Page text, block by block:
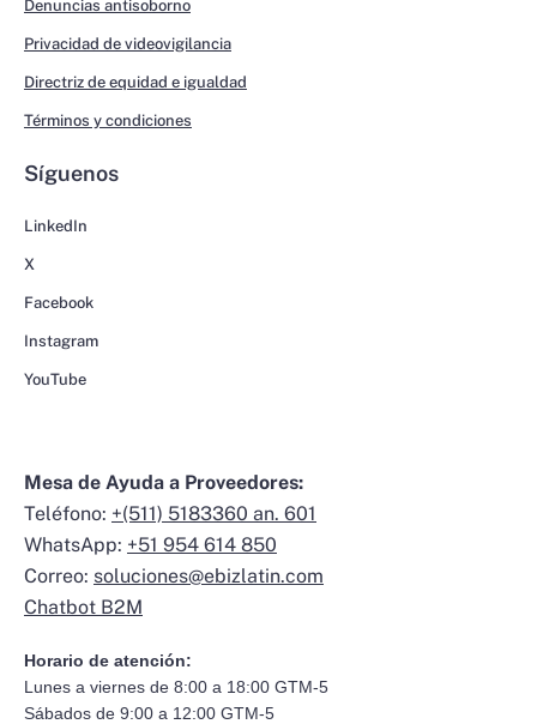
Denuncias antisoborno
Privacidad de videovigilancia
Directriz de equidad e igualdad
Términos y condiciones
Síguenos
LinkedIn
X
Facebook
Instagram
YouTube
Mesa de Ayuda a Proveedores:
Teléfono: +(511) 5183360 an. 601
WhatsApp: +51 954 614 850
Correo: soluciones@ebizlatin.com
Chatbot B2M
Horario de atención:
Lunes a viernes de 8:00 a 18:00 GTM-5
Sábados de 9:00 a 12:00 GTM-5